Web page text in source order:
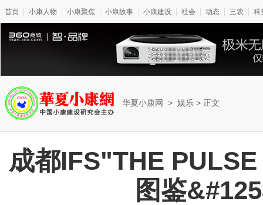
首页 小康人物 小康聚焦 小康故事 小康建设 社会 动态 三农 科
华夏小康网 > 娱乐 > 正文
成都IFS"THE
图鉴